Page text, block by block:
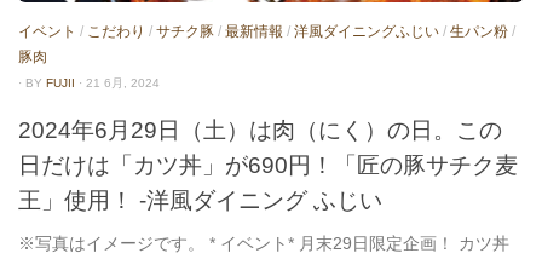
イベント / こだわり / サチク豚 / 最新情報 / 洋風ダイニングふじい / 生パン粉 /
豚肉
· BY FUJII · 21 6月, 2024
2024年6月29日（土）は肉（にく）の日。この
日だけは「カツ丼」が690円！「匠の豚サチク麦
王」使用！ -洋風ダイニング ふじい
※写真はイメージです。 * イベント* 月末29日限定企画！ カツ丼